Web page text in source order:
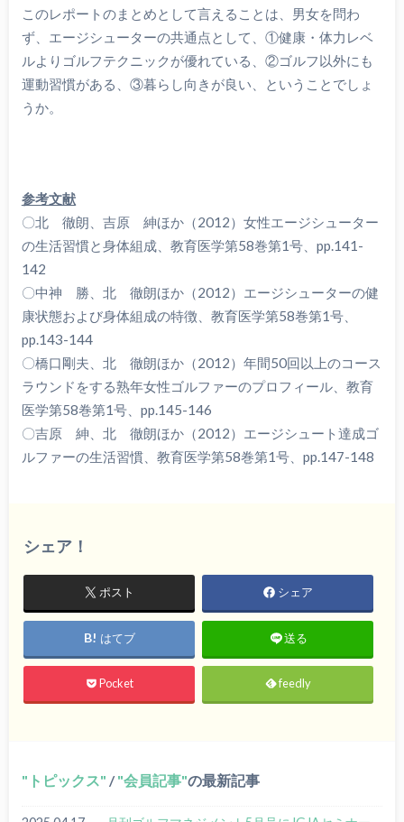
このレポートのまとめとして言えることは、男女を問わ
ず、エージシューターの共通点として、①健康・体力レベ
ルよりゴルフテクニックが優れている、②ゴルフ以外にも
運動習慣がある、③暮らし向きが良い、ということでしょ
うか。
参考文献
〇北 徹朗、吉原 紳ほか（2012）女性エージシューター
の生活習慣と身体組成、教育医学第58巻第1号、pp.141-
142
〇中神 勝、北 徹朗ほか（2012）エージシューターの健
康状態および身体組成の特徴、教育医学第58巻第1号、
pp.143-144
〇橋口剛夫、北 徹朗ほか（2012）年間50回以上のコース
ラウンドをする熟年女性ゴルファーのプロフィール、教育
医学第58巻第1号、pp.145-146
〇吉原 紳、北 徹朗ほか（2012）エージシュート達成ゴ
ルファーの生活習慣、教育医学第58巻第1号、pp.147-148
シェア！
ポスト シェア
はてブ 送る
Pocket feedly
トピックス / 会員記事 の最新記事